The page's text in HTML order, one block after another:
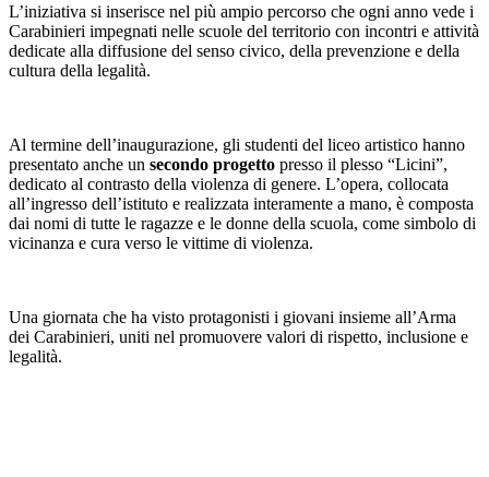
L’iniziativa si inserisce nel più ampio percorso che ogni anno vede i
Carabinieri impegnati nelle scuole del territorio con incontri e attività
dedicate alla diffusione del senso civico, della prevenzione e della
cultura della legalità.
Al termine dell’inaugurazione, gli studenti del liceo artistico hanno
presentato anche un secondo progetto presso il plesso “Licini”,
dedicato al contrasto della violenza di genere. L’opera, collocata
all’ingresso dell’istituto e realizzata interamente a mano, è composta
dai nomi di tutte le ragazze e le donne della scuola, come simbolo di
vicinanza e cura verso le vittime di violenza.
Una giornata che ha visto protagonisti i giovani insieme all’Arma
dei Carabinieri, uniti nel promuovere valori di rispetto, inclusione e
legalità.